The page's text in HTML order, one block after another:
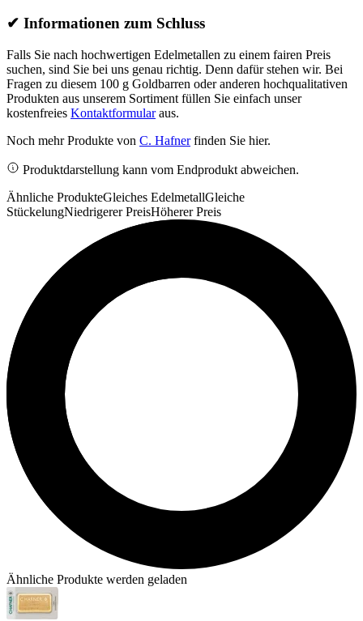
✔ Informationen zum Schluss
Falls Sie nach hochwertigen Edelmetallen zu einem fairen Preis
suchen, sind Sie bei uns genau richtig. Denn dafür stehen wir. Bei
Fragen zu diesem 100 g Goldbarren oder anderen hochqualitativen
Produkten aus unserem Sortiment füllen Sie einfach unser
kostenfreies Kontaktformularaus.
Noch mehr Produkte von C. Hafnerfinden Sie hier.
Produktdarstellung kann vom Endprodukt abweichen.
Ähnliche ProdukteGleiches EdelmetallGleiche
StückelungNiedrigerer PreisHöherer Preis
Ähnliche Produkte werden geladen